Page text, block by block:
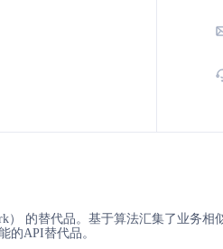
） 的替代品。基于算法汇集了业务相
的API替代品。